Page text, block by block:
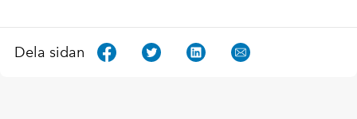
Dela sidan